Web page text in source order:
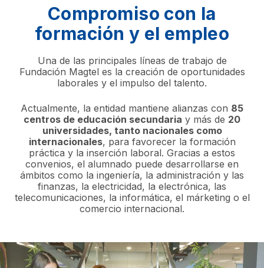
Compromiso con la
formación y el empleo
Una de las principales líneas de trabajo de
Fundación Magtel es la creación de oportunidades
laborales y el impulso del talento.
Actualmente, la entidad mantiene alianzas con 85
centros de educación secundaria y más de 20
universidades, tanto nacionales como
internacionales, para favorecer la formación
práctica y la inserción laboral. Gracias a estos
convenios, el alumnado puede desarrollarse en
ámbitos como la ingeniería, la administración y las
finanzas, la electricidad, la electrónica, las
telecomunicaciones, la informática, el márketing o el
comercio internacional.